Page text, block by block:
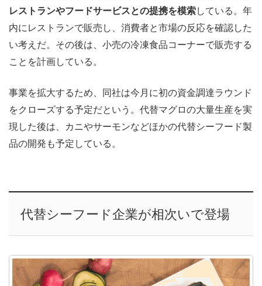
レストランやフードサービスとの提携を模索している。年
内にレストランで販売し、消費者と市場の反応を確認した
い考えだ。その後は、小売の冷凍食品コーナーで販売する
ことを計画している。
事業を拡大するため、同社は今月に初の資金調達ラウンド
をクローズする予定だという。代替マグロの大量生産を実
現した後は、カニやサーモンなどほかの代替シーフード製
品の開発も予定している。
代替シーフード企業が相次いで登場